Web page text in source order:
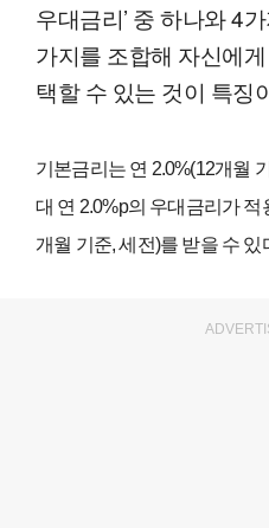
우대금리’ 중 하나와 4
가지를 조합해 자신에
택할 수 있는 것이 특징
기본금리는 연 2.0%(12개월
대 연 2.0%p의 우대금리가 적
개월 기준, 세전)를 받을 수 있